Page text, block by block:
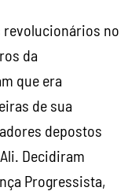
revolucionários no
da
que era
de sua
depostos
Decidiram
Progressista,